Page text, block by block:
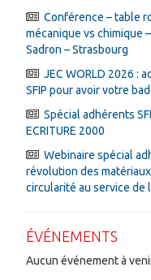
Conférence – table
mécanique vs chimique
Sadron – Strasbourg
JEC WORLD 2026 :
SFIP pour avoir votre
Spécial adhérents
ECRITURE 2000
Webinaire spécial
révolution des
circularité au service de
ÉVÉNEMENTS
Aucun événement à